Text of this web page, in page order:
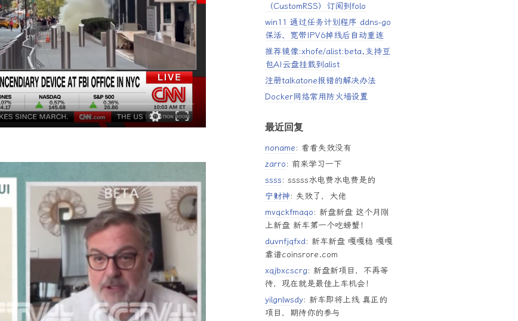
（CustomRSS）订阅到folo
win11 通过任务计划程序 ddns-go
保活、宽带IPV6掉线后自动重连
推荐镜像:xhofe/alist:beta,支持豆
包AI云盘挂载到alist
注册talkatone报错的解决办法
Docker网络常用防火墙设置
最近回复
noname: 看看失效没有
zarro: 前来学习一下
ssss: sssss水电费水电费是的
宁财神: 失效了，大佬
mvqckfmaqo: 新盘新盘 这个月刚
上新盘 新车第一个吃螃蟹！
duvnfjqfxd: 新车新盘 嘎嘎稳 嘎嘎
靠谱coinsrore.com
xqjbxcscrg: 新盘新项目，不再等
待，现在就是最佳上车机会！
yilgnlwsdy: 新车即将上线 真正的
项目，期待你的参与